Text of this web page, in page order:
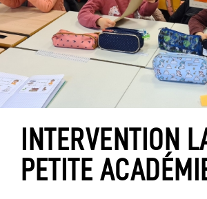
INTERVENTION
PETITE